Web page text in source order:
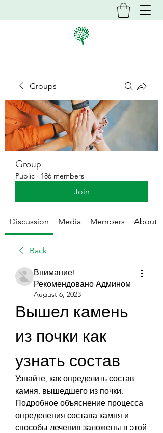
Groups
Group
Public · 186 members
Join
Discussion Media Members About
Back
Внимание!
Рекомендовано Админом
August 6, 2023
Вышел камень
из почки как
узнать состав
Узнайте, как определить состав
камня, вышедшего из почки.
Подробное объяснение процесса
определения состава камня и
способы лечения заложены в этой